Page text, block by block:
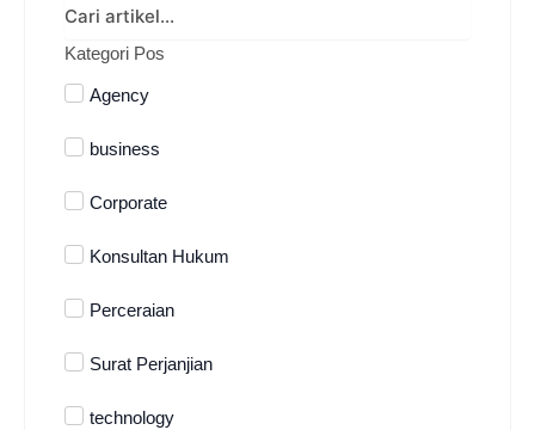
Kategori Pos
Agency
business
Corporate
Konsultan Hukum
Perceraian
Surat Perjanjian
technology